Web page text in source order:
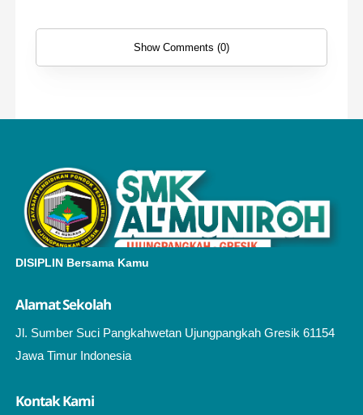
Show Comments (0)
DISIPLIN Bersama Kamu
Alamat Sekolah
Jl. Sumber Suci Pangkahwetan Ujungpangkah Gresik 61154
Jawa Timur Indonesia
Kontak Kami